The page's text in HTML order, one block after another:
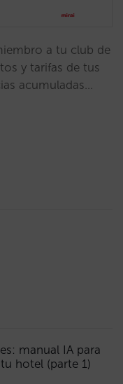
a tu club de
y tarifas de tus
acumuladas…
manual IA para
hotel (parte 1)